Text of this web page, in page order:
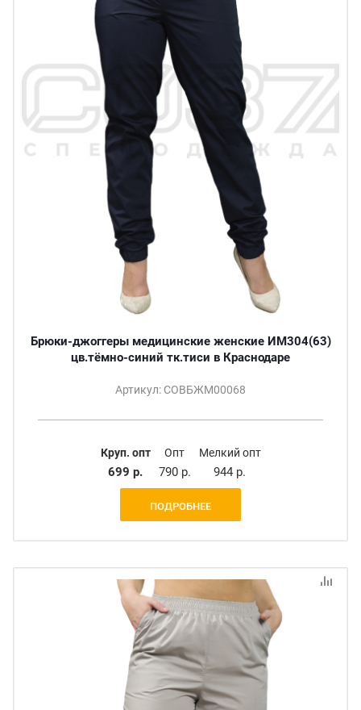
Брюки-джоггеры медицинские женские ИМ304(63)
цв.тёмно-синий тк.тиси в Краснодаре
Артикул: СОВБЖМ00068
Круп. опт
699 р.
Опт
790 р.
Мелкий опт
944 р.
ПОДРОБНЕЕ